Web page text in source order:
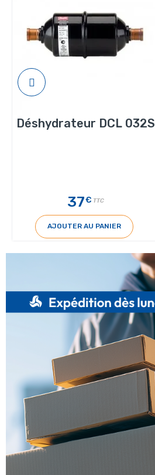
Déshydrateur DCL 032S
37€ TTC
AJOUTER AU PANIER